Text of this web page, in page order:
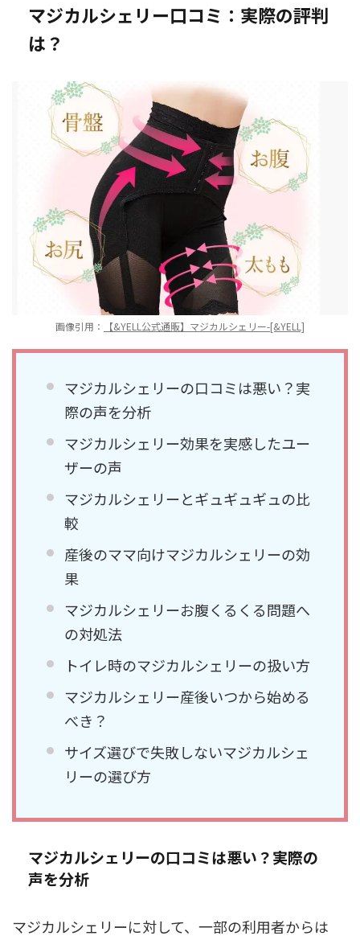
マジカルシェリー口コミ：実際の評判
は？
画像引用： 【&YELL公式通販】マジカルシェリー-[&YELL]
マジカルシェリーの口コミは悪い？実
際の声を分析
マジカルシェリー効果を実感したユー
ザーの声
マジカルシェリーとギュギュギュの比
較
産後のママ向けマジカルシェリーの効
果
マジカルシェリーお腹くるくる問題へ
の対処法
トイレ時のマジカルシェリーの扱い方
マジカルシェリー産後いつから始める
べき？
サイズ選びで失敗しないマジカルシェ
リーの選び方
マジカルシェリーの口コミは悪い？実際の
声を分析
マジカルシェリーに対して、一部の利用者からは